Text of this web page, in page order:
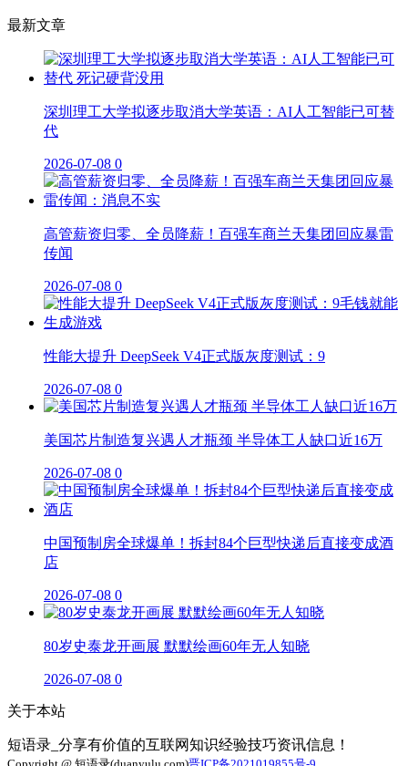
最新文章
深圳理工大学拟逐步取消大学英语：AI人工智能已可替
代
2026-07-08 0
高管薪资归零、全员降薪！百强车商兰天集团回应暴雷
传闻
2026-07-08 0
性能大提升 DeepSeek V4正式版灰度测试：9
2026-07-08 0
美国芯片制造复兴遇人才瓶颈 半导体工人缺口近16万
2026-07-08 0
中国预制房全球爆单！拆封84个巨型快递后直接变成酒
店
2026-07-08 0
80岁史泰龙开画展 默默绘画60年无人知晓
2026-07-08 0
关于本站
短语录_分享有价值的互联网知识经验技巧资讯信息！